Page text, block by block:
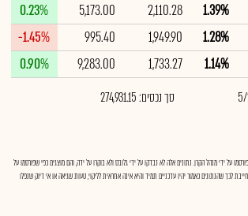
1.39%
2,110.28
5,173.00
0.23%
1.28%
1,949.90
995.40
-1.45%
1.14%
1,733.27
9,283.00
0.90%
סך נכסים: 274,931.15
על ידי מנהל הקרן. נתונים אלה לא נבדקו על ידי גלובס ולא בוקרו על ידה, והם מוצגים כפי שפורסמו על
לכך שהנתונים כאמור יהיו עדכניים תמיד והיא אינה אחראית לליקוי, טעות שגיאה או אי דיוק שנפלו